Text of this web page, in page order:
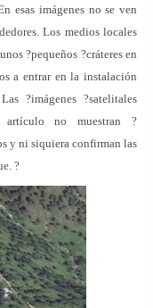
esas imágenes no se ven
Los medios locales
?pequeños ?cráteres en
a entrar en la instalación
?imágenes ?satelitales
artículo no muestran ?
y ni siquiera confirman las
?